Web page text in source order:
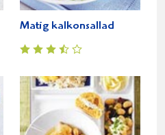
Matig kalkonsallad